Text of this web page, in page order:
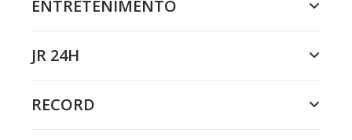
ENTRETENIMENTO
JR 24H
RECORD